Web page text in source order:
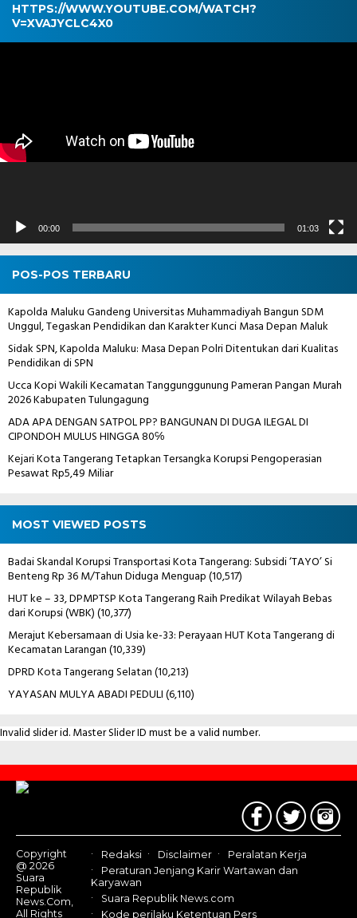
HTTPS://WWW.YOUTUBE.COM/WATCH?
V=XVAJYCLC4X0
Pemutar
00:00 01:03
POS-POS TERBARU
Kapolda Maluku Gandeng Universitas Muhammadiyah Bangun SDM
Unggul, Tegaskan Pendidikan dan Karakter Kunci Masa Depan Maluk
Sidak SPN, Kapolda Maluku: Masa Depan Polri Ditentukan dari Kualitas
Pendidikan di SPN
Ucca Kopi Wakili Kecamatan Tanggunggunung Pameran Pangan Murah
2026 Kabupaten Tulungagung
ADA APA DENGAN SATPOL PP? BANGUNAN DI DUGA ILEGAL DI
CIPONDOH MULUS HINGGA 80℅
Kejari Kota Tangerang Tetapkan Tersangka Korupsi Pengoperasian
Pesawat Rp5,49 Miliar
MOST VIEWED POSTS
Badai Skandal Korupsi Transportasi Kota Tangerang: Subsidi ‘TAYO’ Si
Benteng Rp 36 M/Tahun Diduga Menguap(10,517)
HUT ke – 33, DPMPTSP Kota Tangerang Raih Predikat Wilayah Bebas
dari Korupsi (WBK)(10,377)
Merajut Kebersamaan di Usia ke-33: Perayaan HUT Kota Tangerang di
Kecamatan Larangan(10,339)
DPRD Kota Tangerang Selatan(10,213)
YAYASAN MULYA ABADI PEDULI(6,110)
Invalid slider id. Master Slider ID must be a valid number.
Contact
Us
Copyright
@ 2026
Suara
Republik
News.Com,
All Rights
Redaksi Disclaimer
Peralatan Kerja
Peraturan Jenjang Karir Wartawan dan
Karyawan
Suara Republik News.com
Kode perilaku Ketentuan Pers